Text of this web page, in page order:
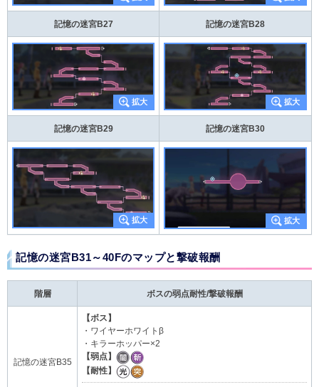
記憶の迷宮B27 記憶の迷宮B28
記憶の迷宮B29 記憶の迷宮B30
記憶の迷宮B31～40Fのマップと撃破報酬
階層 ボスの弱点耐性/撃破報酬
記憶の迷宮B35
【ボス】
・ワイヤーホワイトβ
・キラーホッパー×2
【弱点】
【耐性】